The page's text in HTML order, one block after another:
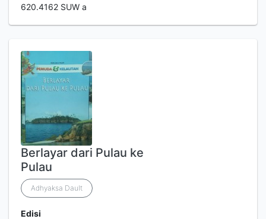
620.4162 SUW a
Berlayar dari Pulau ke
Pulau
Adhyaksa Dault
Edisi